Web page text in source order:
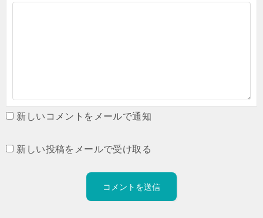
新しいコメントをメールで通知
新しい投稿をメールで受け取る